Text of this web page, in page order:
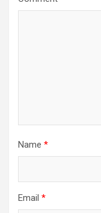
Name *
Email *